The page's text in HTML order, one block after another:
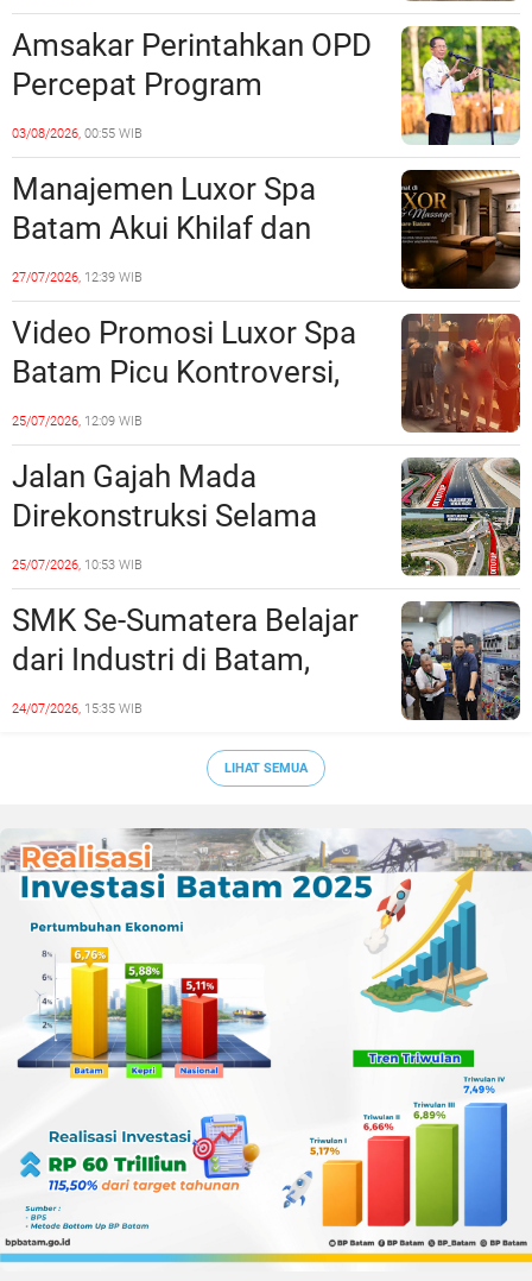
Unsur Pelanggaran Hukum
Amsakar Perintahkan OPD
Percepat Program
Prioritas, Targetkan
Realisasi Pembangunan
Lampaui 50 Persen
03/08/2026, 00:55 WIB
Manajemen Luxor Spa
Batam Akui Khilaf dan
Minta Maaf, Konten
Langsung Di-Takedown
27/07/2026, 12:39 WIB
Video Promosi Luxor Spa
Batam Picu Kontroversi,
Dinilai Bermuatan Sensual
25/07/2026, 12:09 WIB
Jalan Gajah Mada
Direkonstruksi Selama
Empat Minggu, Ini Skema
Rekayasa Lalu Lintasnya
25/07/2026, 10:53 WIB
SMK Se-Sumatera Belajar
dari Industri di Batam,
Siapkan Lulusan Siap Kerja
24/07/2026, 15:35 WIB
LIHAT SEMUA